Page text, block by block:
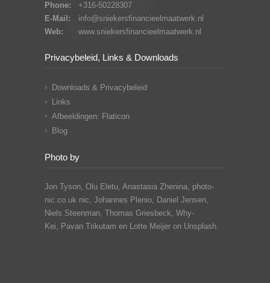
Phone:
+316-50228307
E-Mail:
info@sniekersfinancieelmaatwerk.nl
Web:
www.sniekersfinancieelmaatwerk.nl
Privacybeleid, Links & Downloads
Downloads & Privacybeleid
Links
Afbeeldingen: Flaticon
Blog
Photo by
Jon Tyson, Olu Eletu, Anastasia Zhenina, photo-
nic.co.uk nic, Johannes Plenio, Daniel Jensen,
Niels Steenman, Thomas Griesbeck, Why-
Kei, Pavan Trikutam en Lotte Meijer on Unsplash.